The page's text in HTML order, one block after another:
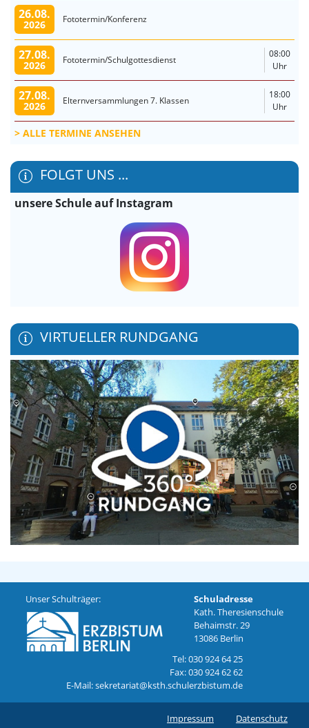
26.08.
2026 Fototermin/Konferenz
27.08.
2026 Fototermin/Schulgottesdienst
08:00
Uhr
27.08.
2026 Elternversammlungen 7. Klassen
18:00
Uhr
ALLE TERMINE ANSEHEN
FOLGT UNS ...
unsere Schule auf Instagram
VIRTUELLER RUNDGANG
Unser Schulträger:
Schuladresse
Kath. Theresienschule
Behaimstr. 29
13086 Berlin
Tel: 030 924 64 25
Fax: 030 924 62 62
E-Mail: sekretariat@ksth.schulerzbistum.de
Impressum Datenschutz